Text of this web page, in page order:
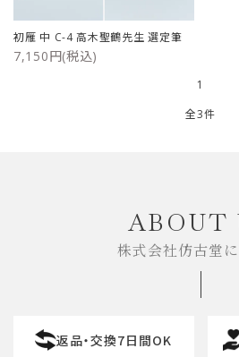
初雁 中 C-4 高木聖鶴先生 選定筆
7,150円(税込)
1
全3件
ABOUT
株式会社仿古堂
返品・交換7日間OK